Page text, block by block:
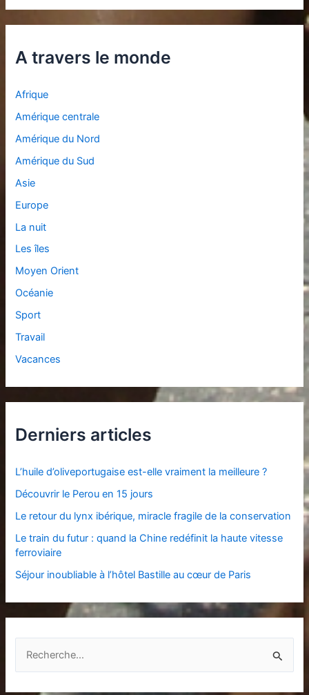
A travers le monde
Afrique
Amérique centrale
Amérique du Nord
Amérique du Sud
Asie
Europe
La nuit
Les îles
Moyen Orient
Océanie
Sport
Travail
Vacances
Derniers articles
L’huile d’oliveportugaise est-elle vraiment la meilleure ?
Découvrir le Perou en 15 jours
Le retour du lynx ibérique, miracle fragile de la conservation
Le train du futur : quand la Chine redéfinit la haute vitesse
ferroviaire
Séjour inoubliable à l’hôtel Bastille au cœur de Paris